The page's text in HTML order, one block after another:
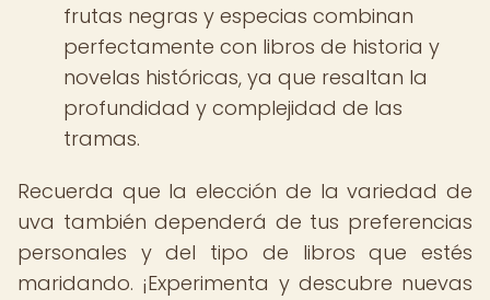
frutas negras y especias combinan
perfectamente con libros de historia y
novelas históricas, ya que resaltan la
profundidad y complejidad de las
tramas.
Recuerda que la elección de la variedad de
uva también dependerá de tus preferencias
personales y del tipo de libros que estés
maridando. ¡Experimenta y descubre nuevas